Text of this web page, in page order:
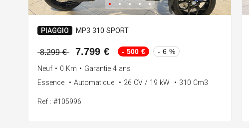
PIAGGIO MP3 310 SPORT
8.299 € 7.799 € - 500 € - 6 %
Neuf • 0 Km • Garantie 4 ans
Essence
• Automatique • 26 CV / 19 kW • 310 Cm3
Ref : #105996